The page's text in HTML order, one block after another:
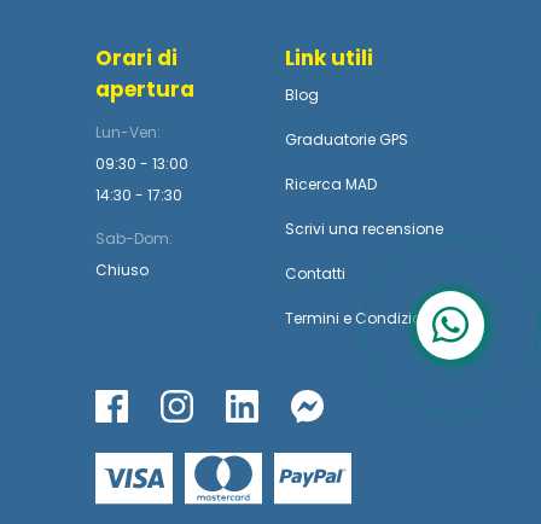
Orari di
apertura
Lun-Ven:
09:30 - 13:00
14:30 - 17:30
Sab-Dom:
Chiuso
Link utili
Blog
Graduatorie GPS
Ricerca MAD
Scrivi una recensione
Contatti
Termini e Condizioni